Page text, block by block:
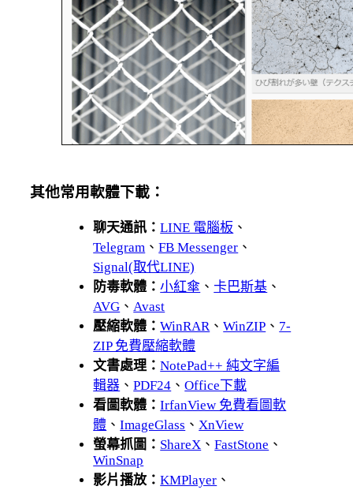
其他常用軟體下載：
聊天通訊：LINE 電腦板 、
Telegram 、FB Messenger 、
Signal(取代LINE)
防毒軟體：小紅傘 、卡巴斯基 、
AVG 、 Avast
壓縮軟體：WinRAR 、WinZIP 、 7-
ZIP 免費壓縮軟體
文書處理：NotePad++ 純文字編
輯器 、PDF24 、Office下載
看圖軟體：IrfanView 免費看圖軟
體 、ImageGlass 、 XnView
螢幕抓圖： ShareX 、FastStone 、
WinSnap
影片播放：KMPlayer 、